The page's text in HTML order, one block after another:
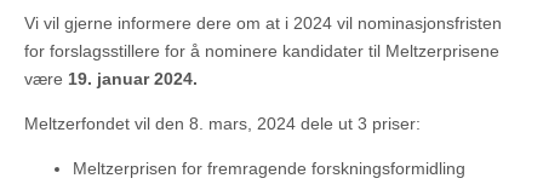
Vi vil gjerne informere dere om at i 2024 vil nominasjonsfristen
for forslagsstillere for å nominere kandidater til Meltzerprisene
være 19. januar 2024.
Meltzerfondet vil den 8. mars, 2024 dele ut 3 priser:
Meltzerprisen for fremragende forskningsformidling